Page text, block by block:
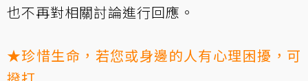
也不再對相關討論進行回應。
★珍惜生命，若您或身邊的人有心理困擾，可